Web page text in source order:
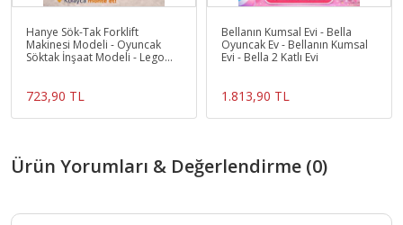
Hanye Sök-Tak Forklift
Makinesi Modeli - Oyuncak
Söktak İnşaat Modeli - Lego
723,90 TL
Bellanın Kumsal Evi - Bella
Oyuncak Ev - Bellanın Kumsal
Evi - Bella 2 Katlı Evi
1.813,90 TL
Ürün Yorumları & Değerlendirme (0)